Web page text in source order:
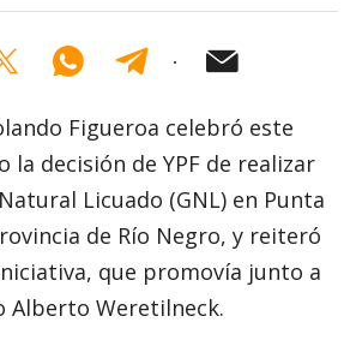
Figueroa celebró este
la decisión de YPF de realizar
Licuado (GNL) en Punta
de Río Negro, y reiteró
que promovía junto a
Alberto Weretilneck.